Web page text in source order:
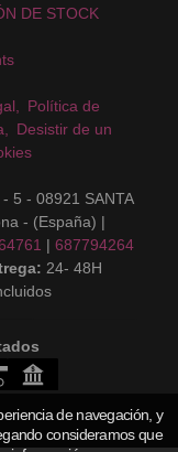
DE STOCK
Política de
Desistir de un
5 - 08921 SANTA
- (España) |
| 687794264
24- 48H
de navegación, y
consideramos que